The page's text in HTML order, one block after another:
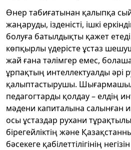
Өнер табиғатынан қалыпқа
жаңаруды, ізденісті, ішкі
болуға батылдықты қажет
көпқырлы үдерісте ұстаз
жай ғана тәлімгер емес,
ұрпақтың интеллектуалды әрі
қалыптастырушы.
педагогтарды қолдау – елдің
мәдени капиталына салынған
осы ұстаздар рухани
бірегейліктің және
бәсекеге қабілеттілігінің